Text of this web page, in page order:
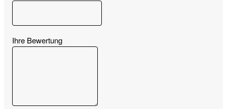
Ihre Bewertung